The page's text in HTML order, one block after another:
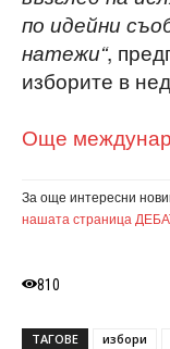
по идейни
натежи“,
изборите в
Още
За още интересни
нашата страница
810
ТАГОВЕ избори